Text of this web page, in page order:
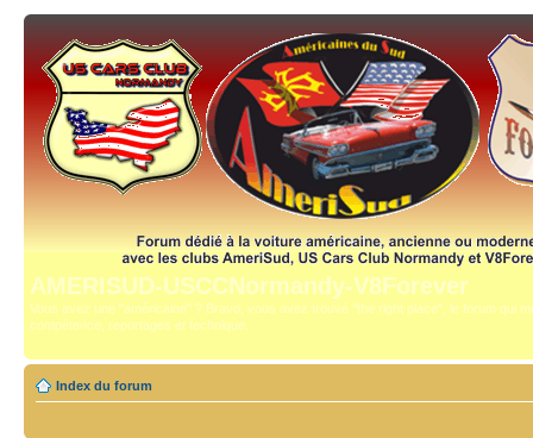
AMERISUD-USCCNormandy-V8Forever
Vous avez une "américaine" ? Bravo, vous avez trouvé "the right place", le forum qui
compétence, reportages et technique.
Index du forum